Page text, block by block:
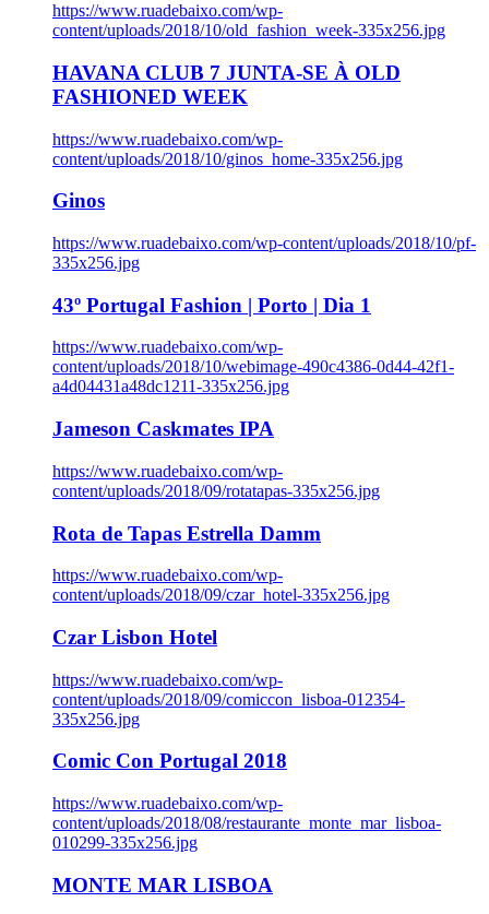
https://www.ruadebaixo.com/wp-
content/uploads/2018/10/old_fashion_week-335x256.jpg
HAVANA CLUB 7 JUNTA-SE À OLD
FASHIONED WEEK
https://www.ruadebaixo.com/wp-
content/uploads/2018/10/ginos_home-335x256.jpg
Ginos
https://www.ruadebaixo.com/wp-content/uploads/2018/10/pf-
335x256.jpg
43º Portugal Fashion | Porto | Dia 1
https://www.ruadebaixo.com/wp-
content/uploads/2018/10/webimage-490c4386-0d44-42f1-
a4d04431a48dc1211-335x256.jpg
Jameson Caskmates IPA
https://www.ruadebaixo.com/wp-
content/uploads/2018/09/rotatapas-335x256.jpg
Rota de Tapas Estrella Damm
https://www.ruadebaixo.com/wp-
content/uploads/2018/09/czar_hotel-335x256.jpg
Czar Lisbon Hotel
https://www.ruadebaixo.com/wp-
content/uploads/2018/09/comiccon_lisboa-012354-
335x256.jpg
Comic Con Portugal 2018
https://www.ruadebaixo.com/wp-
content/uploads/2018/08/restaurante_monte_mar_lisboa-
010299-335x256.jpg
MONTE MAR LISBOA